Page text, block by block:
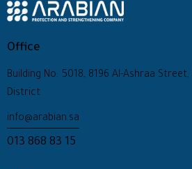
Office
Building No: 5018, 8196 Al-Ashraa
District
info@arabian.sa
013 868 83 15